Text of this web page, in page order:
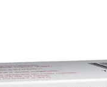
. cerave
. degraler